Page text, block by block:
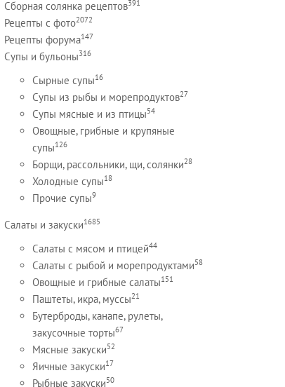
Сборная солянка рецептов391
Рецепты c фото2072
Рецепты форума147
Супы и бульоны316
Сырные супы16
Супы из рыбы и морепродуктов27
Супы мясные и из птицы54
Овощные, грибные и крупяные
супы126
Борщи, рассольники, щи, солянки28
Холодные супы18
Прочие супы9
Салаты и закуски1685
Салаты с мясом и птицей44
Салаты с рыбой и морепродуктами58
Овощные и грибные салаты151
Паштеты, икра, муссы21
Бутерброды, канапе, рулеты,
закусочные торты67
Мясные закуски52
Яичные закуски17
Рыбные закуски50